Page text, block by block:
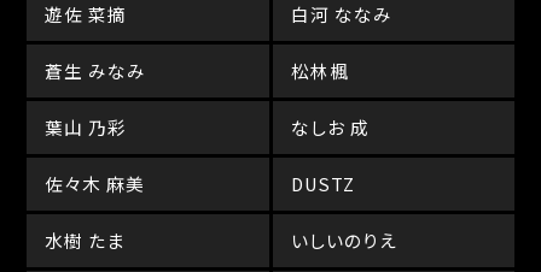
遊佐 菜摘 白河 ななみ
蒼生 みなみ 松林楓
葉山 乃彩 なしお 成
佐々木 麻美 DUSTZ
水樹 たま いしいのりえ